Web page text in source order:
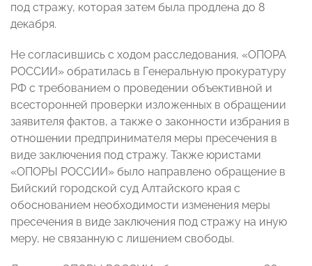
под стражу, которая затем была продлена до 8
декабря.
Не согласившись с ходом расследования, «ОПОРА
РОССИИ» обратилась в Генеральную прокуратуру
РФ с требованием о проведении объективной и
всесторонней проверки изложенных в обращении
заявителя фактов, а также о законности избрания в
отношении предпринимателя меры пресечения в
виде заключения под стражу. Также юристами
«ОПОРЫ РОССИИ» было направлено обращение в
Бийский городской суд Алтайского края с
обоснованием необходимости изменения меры
пресечения в виде заключения под стражу на иную
меру, не связанную с лишением свободы.